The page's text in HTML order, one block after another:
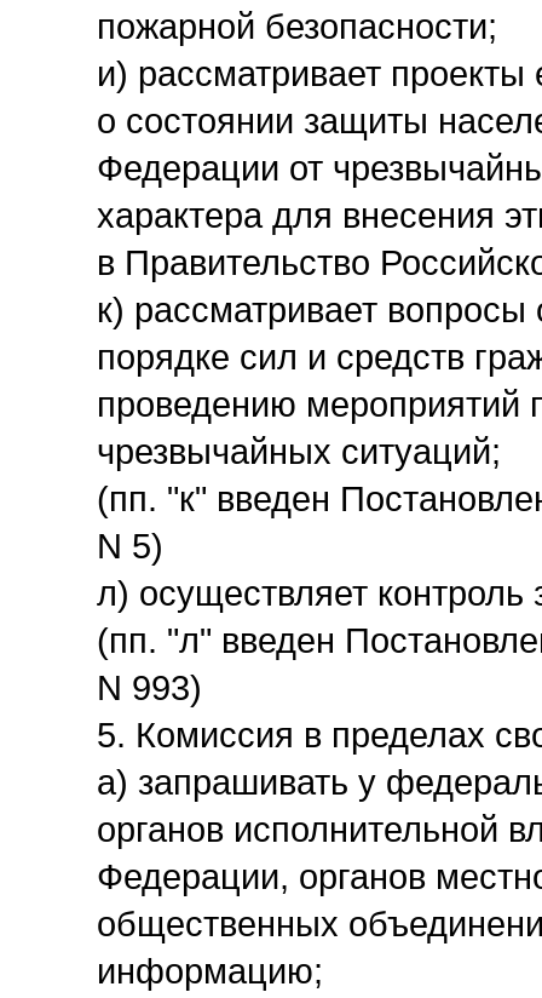
пожарной безопасности;
и) рассматривает
о состоянии защиты
Федерации от
характера для внесения
в Правительство
к) рассматривает
порядке сил и средств
проведению мероприятий
чрезвычайных ситуаций;
(пп. "к" введен
N 5)
л) осуществляет
(пп. "л" введен
N 993)
5. Комиссия в пределах
а) запрашивать у
органов исполнительной
Федерации, органов
общественных
информацию;